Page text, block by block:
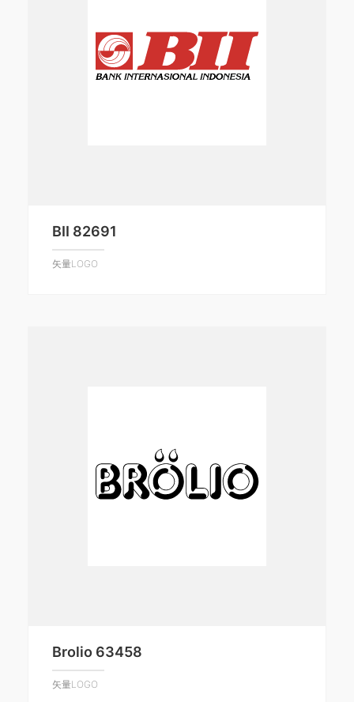
BII 82691
矢量LOGO
Brolio 63458
矢量LOGO